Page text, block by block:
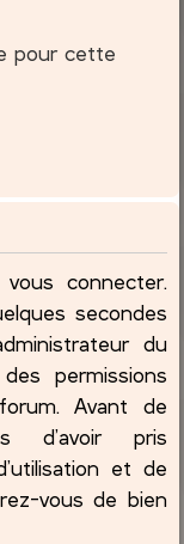
pour cette
connecter.
secondes
du
permissions
Avant de
d’avoir pris
et de
vous de bien